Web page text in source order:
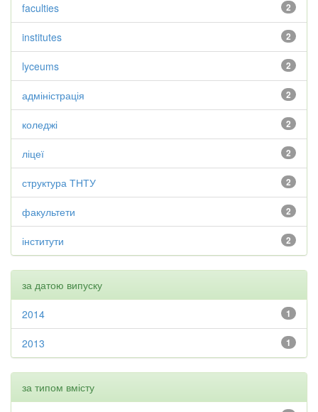
2
faculties
2
institutes
2
lyceums
2
адміністрація
2
коледжі
2
ліцеї
2
структура ТНТУ
2
факультети
2
інститути
за датою випуску
1
2014
1
2013
за типом вмісту